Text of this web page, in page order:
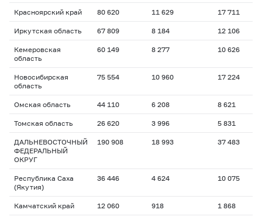
Красноярский край 80 620 11 629 17 711
Иркутская область 67 809 8 184 12 106
Кемеровская
область
60 149 8 277 10 626
Новосибирская
область
75 554 10 960 17 224
Омская область 44 110 6 208 8 621
Томская область 26 620 3 996 5 831
ДАЛЬНЕВОСТОЧНЫЙ
ФЕДЕРАЛЬНЫЙ
ОКРУГ
190 908 18 993 37 483
Республика Саха
(Якутия)
36 446 4 624 10 075
Камчатский край 12 060 918 1 868